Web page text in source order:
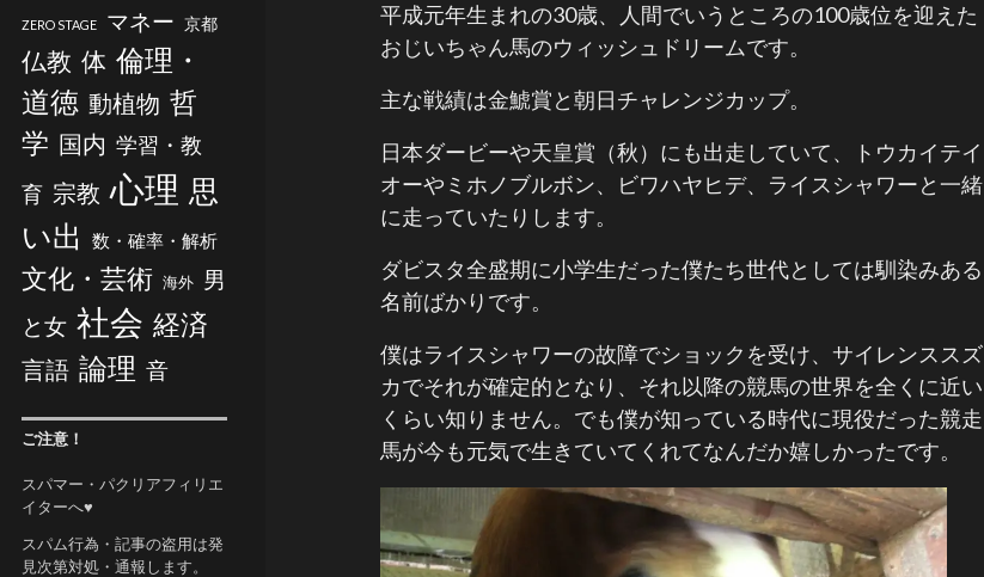
平成元年生まれの30歳、人間でいうところの100歳位を迎えた
おじいちゃん馬のウィッシュドリームです。
主な戦績は金鯱賞と朝日チャレンジカップ。
日本ダービーや天皇賞（秋）にも出走していて、トウカイテイ
オーやミホノブルボン、ビワハヤヒデ、ライスシャワーと一緒
に走っていたりします。
ダビスタ全盛期に小学生だった僕たち世代としては馴染みある
名前ばかりです。
僕はライスシャワーの故障でショックを受け、サイレンススズ
カでそれが確定的となり、それ以降の競馬の世界を全くに近い
くらい知りません。でも僕が知っている時代に現役だった競走
馬が今も元気で生きていてくれてなんだか嬉しかったです。
ZERO STAGE マネー 京都
仏教 体 倫理・
道徳 動植物 哲
学 国内 学習・教
育 宗教 心理 思
い出
数・確率・解析
文化・芸術 海外 男
と女 社会 経済
言語 論理 音
ご注意！
スパマー・パクリアフィリエ
イターへ♥
スパム行為・記事の盗用は発
見次第対処・通報します。